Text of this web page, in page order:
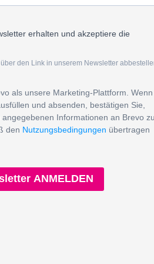
erhalten und akzeptiere die
den Link in unserem Newsletter
als unsere Marketing-Plattform. Wenn
und absenden, bestätigen Sie,
Informationen an Brevo
den Nutzungsbedingungen übertragen
ANMELDEN